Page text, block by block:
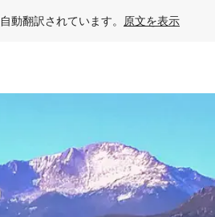
動翻訳されています。 原文を表示